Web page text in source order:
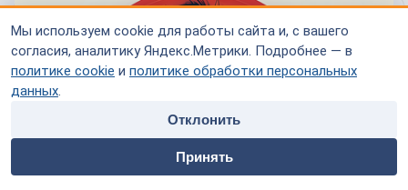
Мы используем cookie для работы сайта и, с вашего
согласия, аналитику Яндекс.Метрики. Подробнее — в
политике cookie и политике обработки персональных
данных.
Отклонить
Принять
home people
Специалисты
payment contacts